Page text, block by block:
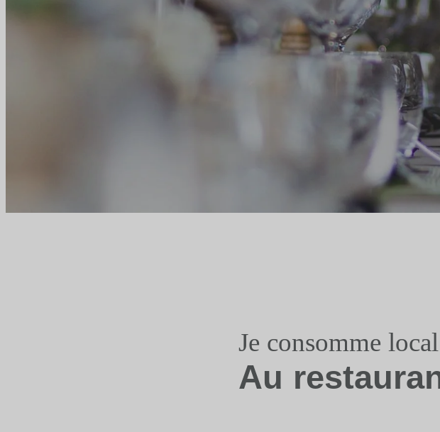
Je consomme local
Au